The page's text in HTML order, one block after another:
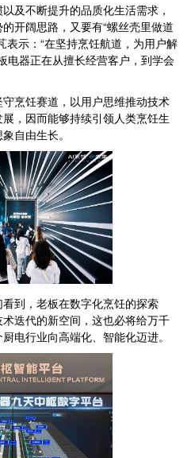
不断提升的品质化生活需求，
开阔思路，又要有“螺丝壳里做道
表示：“在坚持烹饪航道，为用户解
电器正在从擅长经营客户，到学会
烹饪赛道，以用户思维推动技术
，因而能够持续引领人类烹饪生
自由生长。
到，老板在数字化烹饪的探索
迭代的新空间，这也必将给万千
电行业向高端化、智能化迈进。